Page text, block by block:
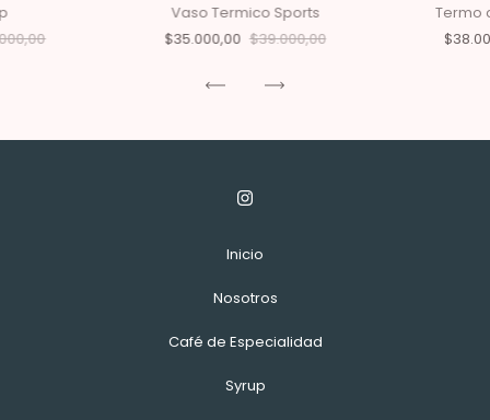
Vaso Termico Sports
$35.000,00 $39.000,00
Termo
Inicio
Nosotros
Café de Especialidad
Syrup